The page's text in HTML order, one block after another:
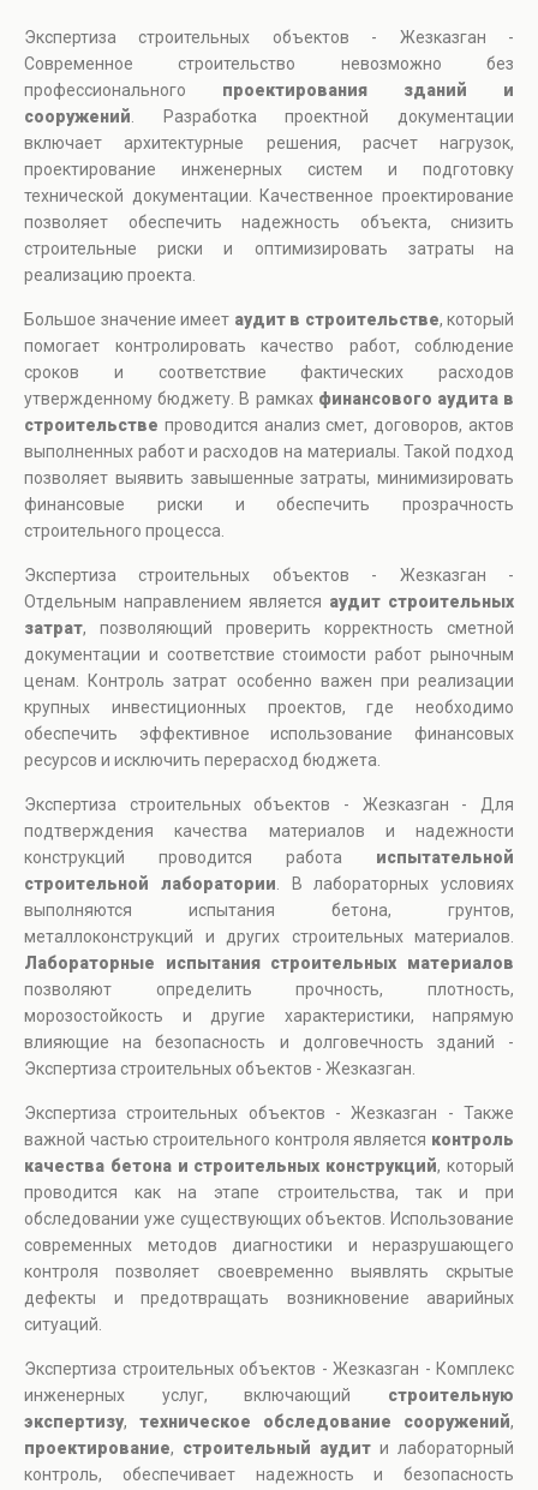
Экспертиза строительных объектов - Жезказган -
Современное строительство невозможно без
профессионального проектирования зданий и
сооружений . Разработка проектной документации
включает архитектурные решения, расчет нагрузок,
проектирование инженерных систем и подготовку
технической документации. Качественное проектирование
позволяет обеспечить надежность объекта, снизить
строительные риски и оптимизировать затраты на
реализацию проекта.
Большое значение имеет аудит в строительстве, который
помогает контролировать качество работ, соблюдение
сроков и соответствие фактических расходов
утвержденному бюджету. В рамках финансового аудита в
строительстве проводится анализ смет, договоров, актов
выполненных работ и расходов на материалы. Такой подход
позволяет выявить завышенные затраты, минимизировать
финансовые риски и обеспечить прозрачность
строительного процесса.
Экспертиза строительных объектов - Жезказган -
Отдельным направлением является аудит строительных
затрат, позволяющий проверить корректность сметной
документации и соответствие стоимости работ рыночным
ценам. Контроль затрат особенно важен при реализации
крупных инвестиционных проектов, где необходимо
обеспечить эффективное использование финансовых
ресурсов и исключить перерасход бюджета.
Экспертиза строительных объектов - Жезказган - Для
подтверждения качества материалов и надежности
конструкций проводится работа испытательной
строительной лаборатории . В лабораторных условиях
выполняются испытания бетона, грунтов,
металлоконструкций и других строительных материалов.
Лабораторные испытания строительных материалов
позволяют определить прочность, плотность,
морозостойкость и другие характеристики, напрямую
влияющие на безопасность и долговечность зданий -
Экспертиза строительных объектов - Жезказган.
Экспертиза строительных объектов - Жезказган - Также
важной частью строительного контроля является контроль
качества бетона и строительных конструкций, который
проводится как на этапе строительства, так и при
обследовании уже существующих объектов. Использование
современных методов диагностики и неразрушающего
контроля позволяет своевременно выявлять скрытые
дефекты и предотвращать возникновение аварийных
ситуаций.
Экспертиза строительных объектов - Жезказган - Комплекс
инженерных услуг, включающий строительную
экспертизу, техническое обследование сооружений,
проектирование, строительный аудит и лабораторный
контроль, обеспечивает надежность и безопасность